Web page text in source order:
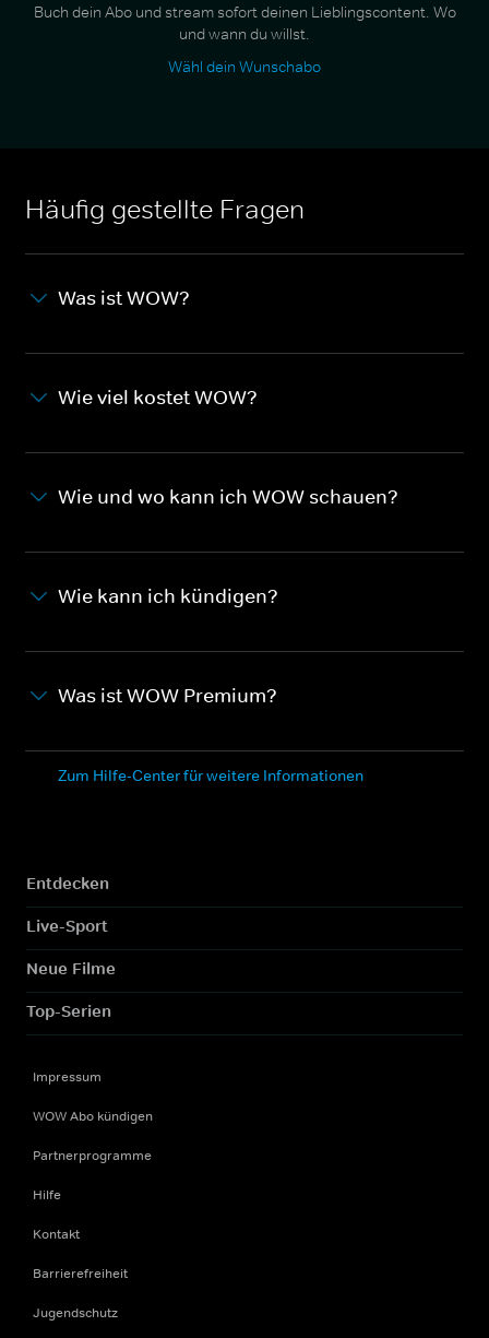
Buch dein Abo und stream sofort deinen Lieblingscontent. Wo
und wann du willst.
Wähl dein Wunschabo
Häufig gestellte Fragen
Was ist WOW?
Wie viel kostet WOW?
Wie und wo kann ich WOW schauen?
Wie kann ich kündigen?
Was ist WOW Premium?
Zum Hilfe-Center für weitere Informationen
Entdecken
Live-Sport
Neue Filme
Top-Serien
Impressum
WOW Abo kündigen
Partnerprogramme
Hilfe
Kontakt
Barrierefreiheit
Jugendschutz